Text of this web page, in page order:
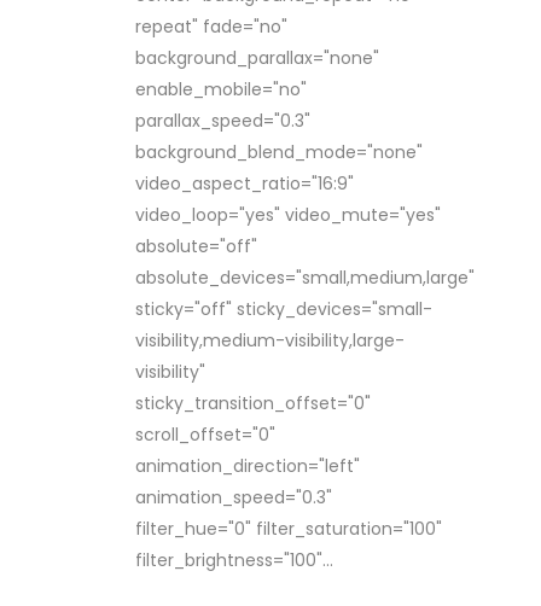
repeat" fade="no"
background_parallax="none"
enable_mobile="no"
parallax_speed="0.3"
background_blend_mode="none"
video_aspect_ratio="16:9"
video_loop="yes" video_mute="yes"
absolute="off"
absolute_devices="small,medium,large"
sticky="off" sticky_devices="small-
visibility,medium-visibility,large-
visibility"
sticky_transition_offset="0"
scroll_offset="0"
animation_direction="left"
animation_speed="0.3"
filter_hue="0" filter_saturation="100"
filter_brightness="100"...